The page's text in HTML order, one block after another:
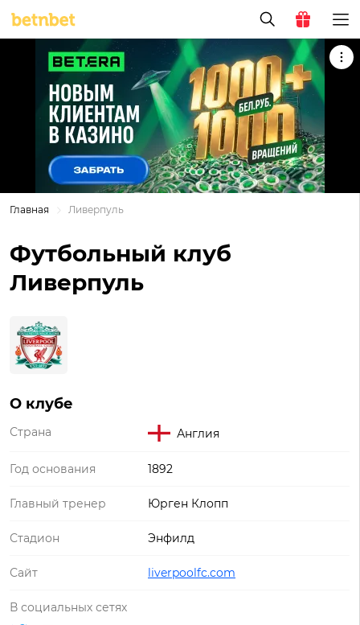
Главная Ливерпуль
Футбольный клуб
Ливерпуль
О клубе
Страна Англия
Год основания 1892
Главный тренер Юрген Клопп
Стадион Энфилд
Сайт liverpoolfc.com
В социальных сетях